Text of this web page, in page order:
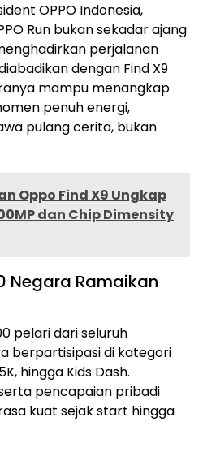
OPPO Indonesia,
Run bukan sekadar ajang
perjalanan
dengan Find X9
mampu menangkap
penuh energi,
pulang cerita, bukan
Oppo Find X9 Ungkap
dan Chip Dimensity
Negara Ramaikan
pelari dari seluruh
berpartisipasi di kategori
hingga Kids Dash.
pencapaian pribadi
kuat sejak start hingga